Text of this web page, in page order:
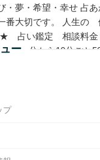
・夢・希望・幸せ 占あ
番大切です。 人生
占い鑑定 相談料
30分から10分ごと
ー
プ